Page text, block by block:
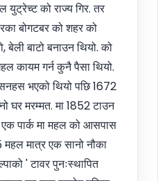
युट्रेच्ट को राज्य गिर. तर
बोगटबर को शहर को
बेली बाटो बनाउन थियो. को
कायम गर्न कुनै पैसा थियो.
भएको थियो पछि 1672
घर मरम्मत. मा 1852 टाउन
पार्क मा महल को आसपास
महल मात्र एक सानो नौका
' टावर पुनःस्थापित